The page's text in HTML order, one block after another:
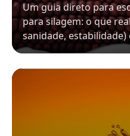
Um guia direto para
para silagem: o que
sanidade,